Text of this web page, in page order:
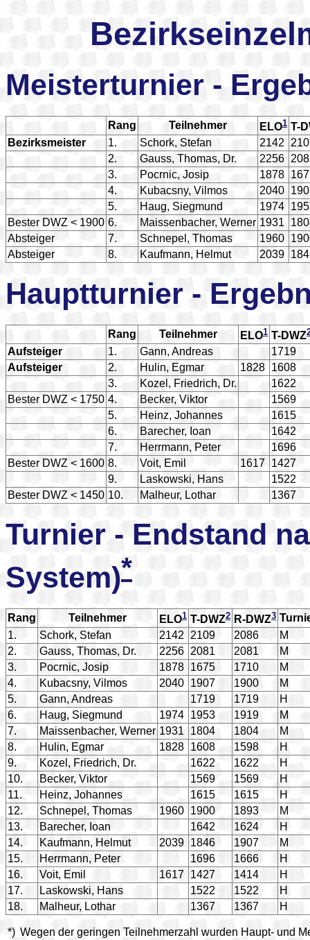
Meisterturnier -
Rang Teilnehmer ELO1 T-
Bezirksmeister
1. Schork, Stefan 2142
2.
Gauss, Thomas, Dr. 2256
3.
Pocrnic, Josip 1878
4.
Kubacsny, Vilmos 2040
5.
Haug, Siegmund 1974
Bester DWZ < 1900 6. Maissenbacher, Werner 1931
Absteiger
7. Schnepel, Thomas 1960
Absteiger
8. Kaufmann, Helmut 2039
Hauptturnier -
Rang Teilnehmer ELO1 T-DWZ
Aufsteiger 1. Gann, Andreas
1719
Aufsteiger
2. Hulin, Egmar 1828 1608
3.
Kozel, Friedrich, Dr.
1622
Bester DWZ < 1750 4. Becker, Viktor
1569
5.
Heinz, Johannes
1615
6.
Barecher, Ioan
1642
7.
Herrmann, Peter
1696
Bester DWZ < 1600 8. Voit, Emil 1617 1427
9.
Laskowski, Hans
1522
Bester DWZ < 1450 10. Malheur, Lothar 1367
Turnier - Endstand
System)*
Rang Teilnehmer ELO1 T-DWZ2 R-DWZ3
1.
Schork, Stefan 2142 2109 2086
M
2.
Gauss, Thomas, Dr. 2256 2081 2081
M
3.
Pocrnic, Josip 1878 1675 1710
M
4.
Kubacsny, Vilmos 2040 1907 1900
M
5.
Gann, Andreas 1719 1719
H
6.
Haug, Siegmund 1974 1953 1919
M
7.
Maissenbacher, Werner 1931 1804 1804
M
8.
Hulin, Egmar 1828 1608 1598
H
9.
Kozel, Friedrich, Dr. 1622 1622
H
10.
Becker, Viktor 1569 1569
H
11.
Heinz, Johannes 1615 1615
H
12.
Schnepel, Thomas 1960 1900 1893
M
13.
Barecher, Ioan 1642 1624
H
14.
Kaufmann, Helmut 2039 1846 1907
M
15.
Herrmann, Peter 1696 1666
H
16.
Voit, Emil 1617 1427 1414
H
17.
Laskowski, Hans 1522 1522
H
18.
Malheur, Lothar 1367 1367 H
*) Wegen der geringen Teilnehmerzahl wurden Haupt- und